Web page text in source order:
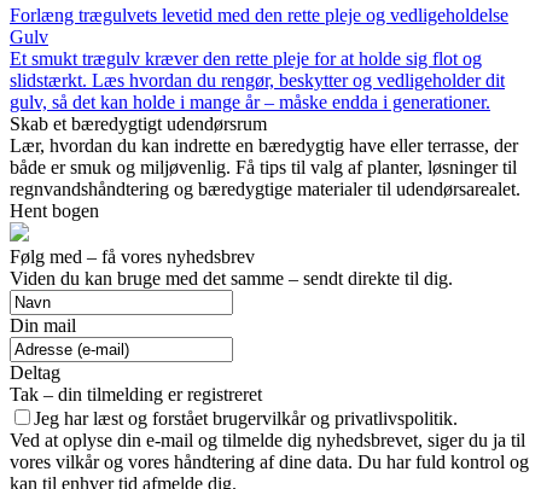
Forlæng trægulvets levetid med den rette pleje og vedligeholdelse
Gulv
Et smukt trægulv kræver den rette pleje for at holde sig flot og
slidstærkt. Læs hvordan du rengør, beskytter og vedligeholder dit
gulv, så det kan holde i mange år – måske endda i generationer.
Skab et bæredygtigt udendørsrum
Lær, hvordan du kan indrette en bæredygtig have eller terrasse, der
både er smuk og miljøvenlig. Få tips til valg af planter, løsninger til
regnvandshåndtering og bæredygtige materialer til udendørsarealet.
Hent bogen
Følg med – få vores nyhedsbrev
Viden du kan bruge med det samme – sendt direkte til dig.
Din mail
Deltag
Tak – din tilmelding er registreret
Jeg har læst og forstået brugervilkår og privatlivspolitik.
Ved at oplyse din e-mail og tilmelde dig nyhedsbrevet, siger du ja til
vores vilkår og vores håndtering af dine data. Du har fuld kontrol og
kan til enhver tid afmelde dig.